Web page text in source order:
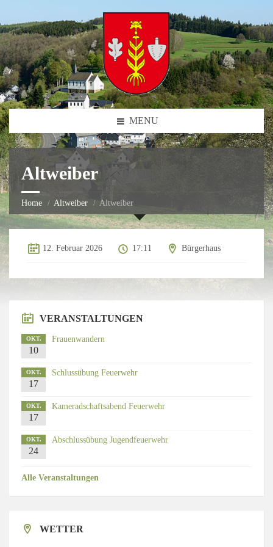
MENU
Altweiber
Home Altweiber Altweiber
12. Februar 2026 17:11 Bürgerhaus
VERANSTALTUNGEN
OKT.
10
Frauenwandern
OKT.
17
Schlussübung Feuerwehr
OKT.
17
Kameradschaftsabend Feuerwehr
OKT.
24
Abschlussübung Jugendfeuerwehr
Alle Veranstaltungen
WETTER